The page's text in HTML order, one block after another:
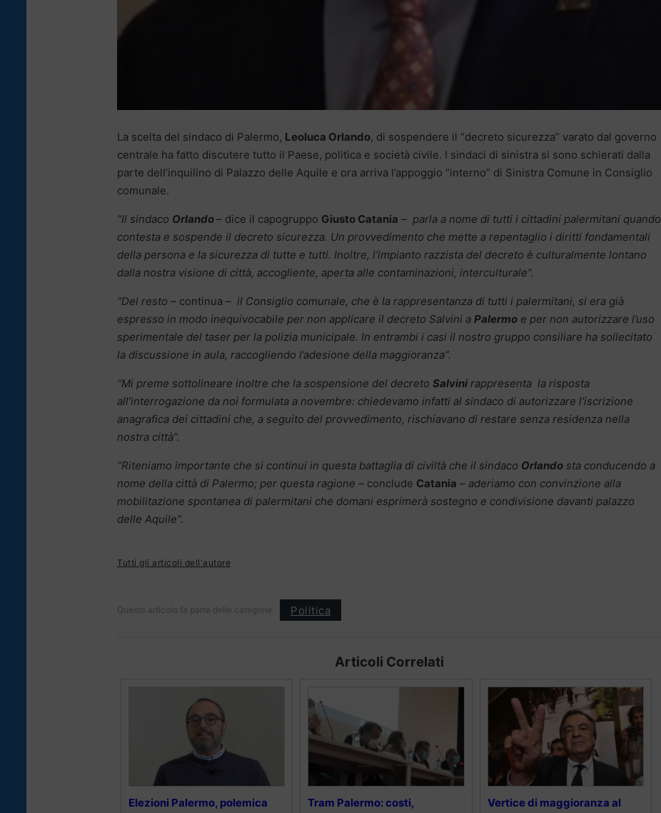
La scelta del sindaco di Palermo, Leoluca Orlando, di sospendere il “decreto sicurezza” varato dal governo
centrale ha fatto discutere tutto il Paese, politica e società civile. I sindaci di sinistra si sono schierati dalla
parte dell’inquilino di Palazzo delle Aquile e ora arriva l’appoggio “interno” di Sinistra Comune in Consiglio
comunale.
“Il sindaco Orlando– dice il capogruppo Giusto Catania – parla a nome di tutti i cittadini palermitani quando
contesta e sospende il decreto sicurezza. Un provvedimento che mette a repentaglio i diritti fondamentali
della persona e la sicurezza di tutte e tutti. Inoltre, l’impianto razzista del decreto è culturalmente lontano
dalla nostra visione di città, accogliente, aperta alle contaminazioni, interculturale”.
“Del resto – continua – il Consiglio comunale, che è la rappresentanza di tutti i palermitani, si era già
espresso in modo inequivocabile per non applicare il decreto Salvini a Palermo e per non autorizzare l’uso
sperimentale del taser per la polizia municipale. In entrambi i casi il nostro gruppo consiliare ha sollecitato
la discussione in aula, raccogliendo l’adesione della maggioranza”.
“Mi preme sottolineare inoltre che la sospensione del decreto Salvini rappresenta la risposta
all’interrogazione da noi formulata a novembre: chiedevamo infatti al sindaco di autorizzare l’iscrizione
anagrafica dei cittadini che, a seguito del provvedimento, rischiavano di restare senza residenza nella
nostra città”.
“Riteniamo importante che si continui in questa battaglia di civiltà che il sindaco Orlando sta conducendo a
nome della città di Palermo; per questa ragione – conclude Catania – aderiamo con convinzione alla
mobilitazione spontanea di palermitani che domani esprimerà sostegno e condivisione davanti palazzo
delle Aquile”.
Tutti gli articoli dell'autore
Questo articolo fa parte delle categorie: Politica
Articoli Correlati
Elezioni Palermo, polemica
Tram Palermo: costi,
Vertice di maggioranza al